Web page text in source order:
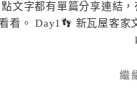
文字都有單篇分享連結
看。 Day1👣 新瓦屋客家
繼